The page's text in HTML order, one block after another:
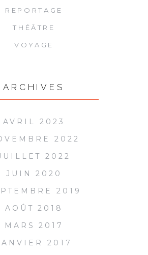
REPORTAGE
THÉÂTRE
VOYAGE
ARCHIVES
AVRIL 2023
2022
2022
JUIN 2020
2019
AOÛT 2018
MARS 2017
2017